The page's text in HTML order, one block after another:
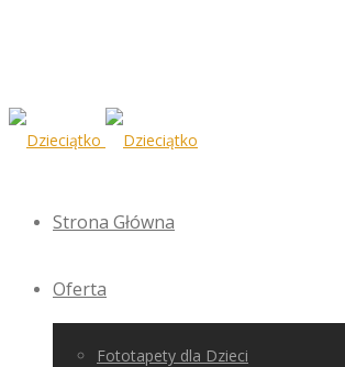
Strona Główna
Oferta
Fototapety dla Dzieci